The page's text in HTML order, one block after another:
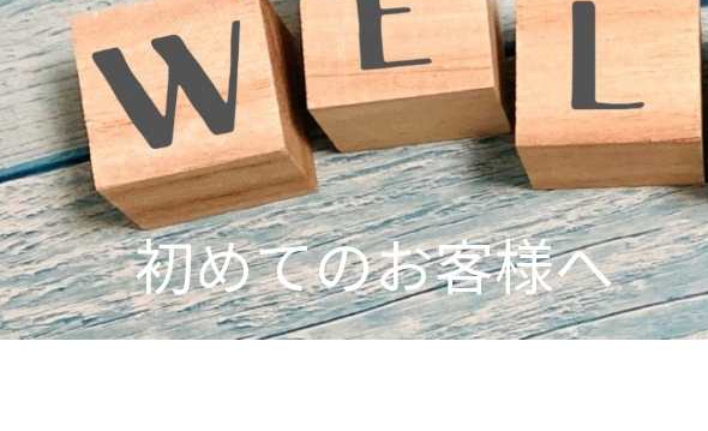
初めてのお客様へ